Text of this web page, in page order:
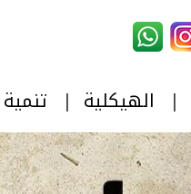
الهيكلية